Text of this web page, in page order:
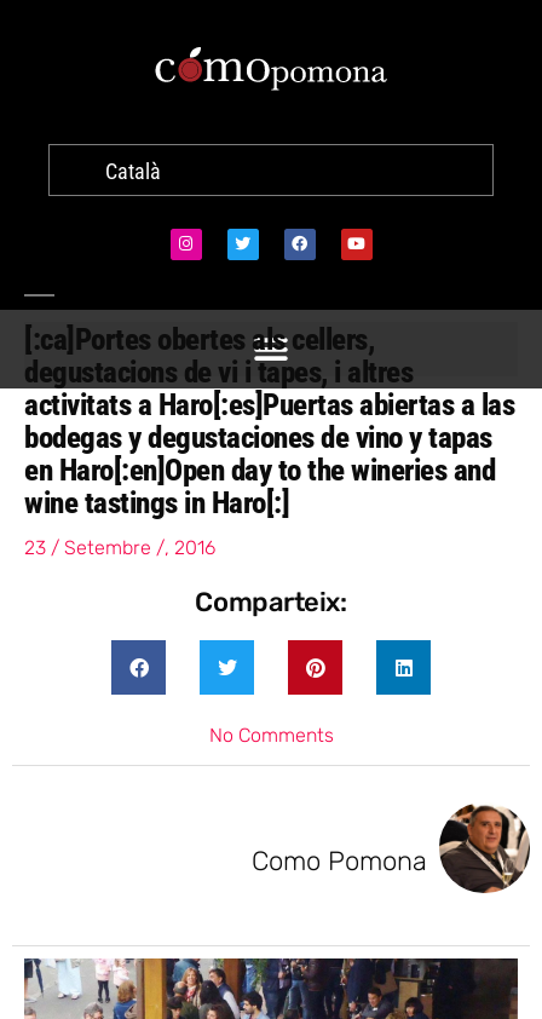
Català
[:ca]Portes obertes als cellers,
degustacions de vi i tapes, i altres
activitats a Haro[:es]Puertas abiertas a las
bodegas y degustaciones de vino y tapas
en Haro[:en]Open day to the wineries and
wine tastings in Haro[:]
23 / Setembre /, 2016
Comparteix:
No Comments
Como Pomona